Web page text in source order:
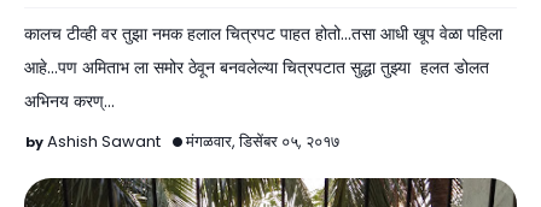
कालच टीव्ही वर तुझा नमक हलाल चित्रपट पाहत होतो...तसा आधी खूप वेळा पहिला
आहे...पण अमिताभ ला समोर ठेवून बनवलेल्या चित्रपटात सुद्धा तुझ्या हलत डोलत
अभिनय करण्…
Ashish Sawant मंगळवार, डिसेंबर ०५, २०१७